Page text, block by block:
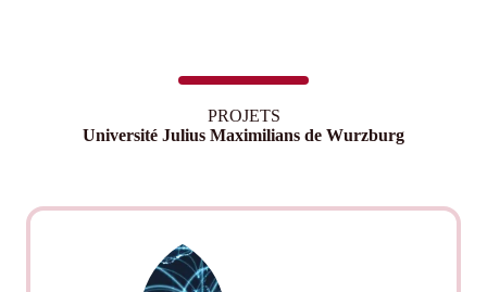
PROJETS
Université Julius Maximilians de Wurzburg